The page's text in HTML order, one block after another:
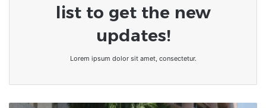
list to get the new
updates!
Lorem ipsum dolor sit amet, consectetur.